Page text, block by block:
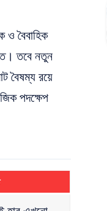
ও বৈবাহিক
তবে নতুন
বৈষম্য রয়ে
পদক্ষেপ